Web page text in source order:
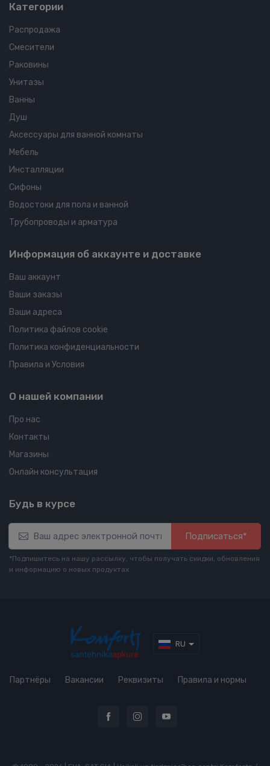
Категории
Распродажа
Смесители
Раковины
Унитазы
Ванны
Душ
Аксессуары для ванной комнаты
Мебель
Инсталляции
Сифоны
Водостоки для пола и ванной
Трубопроводы и арматура
Информация об аккаунте и доставке
Ваш аккаунт
Ваши заказы
Ваши адреса
Политика файлов cookie
Политика конфиденциальности
Правила и Условия
О нашей компании
Про нас
Контакты
Магазины
Онлайн консультация
Будь в курсе
Подписаться*
*Подпишитесь на нашу рассылку, чтобы получать скидки, обновления
и информацию о новых продуктах
RU
Партнёры Вакансии Реквизиты Правила и нормы